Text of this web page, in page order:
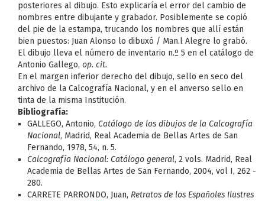
posteriores al dibujo. Esto explicaría el error del cambio de
nombres entre dibujante y grabador. Posiblemente se copió
del pie de la estampa, trucando los nombres que allí están
bien puestos: Juan Alonso lo dibuxó / Man.l Alegre lo grabó.
El dibujo lleva el número de inventario n.º 5 en el catálogo de
Antonio Gallego, op. cit.
En el margen inferior derecho del dibujo, sello en seco del
archivo de la Calcografía Nacional, y en el anverso sello en
tinta de la misma Institución.
Bibliografía:
GALLEGO, Antonio, Catálogo de los dibujos de la Calcografía
Nacional, Madrid, Real Academia de Bellas Artes de San
Fernando, 1978, 54, n. 5.
Calcografía Nacional: Catálogo general, 2 vols. Madrid, Real
Academia de Bellas Artes de San Fernando, 2004, vol I, 262 -
280.
CARRETE PARRONDO, Juan, Retratos de los Españoles Ilustres